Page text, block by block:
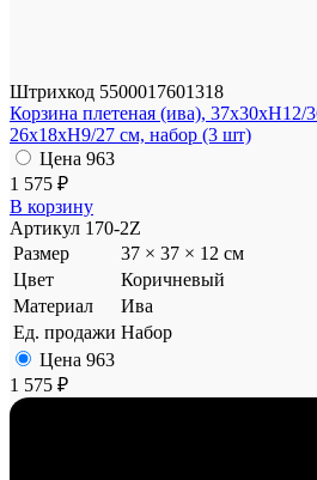
Штрихкод 5500017601318
Корзина плетеная (ива), 37x30xH12/
26x18xH9/27 см, набор (3 шт)
Цена 963
1 575 ₽
В корзину
Артикул 170-2Z
Размер
37 × 37 × 12 см
Цвет
Коричневый
Материал
Ива
Ед. продажи Набор
Цена 963
1 575 ₽